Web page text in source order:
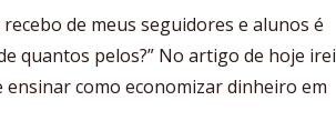
de meus seguidores e alunos é
quantos pelos?” No artigo de hoje irei
como economizar dinheiro em